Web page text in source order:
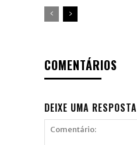
COMENTÁRIOS
DEIXE UMA RESPOSTA